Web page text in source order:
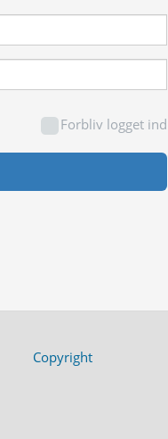
Forbliv logget ind
Copyright